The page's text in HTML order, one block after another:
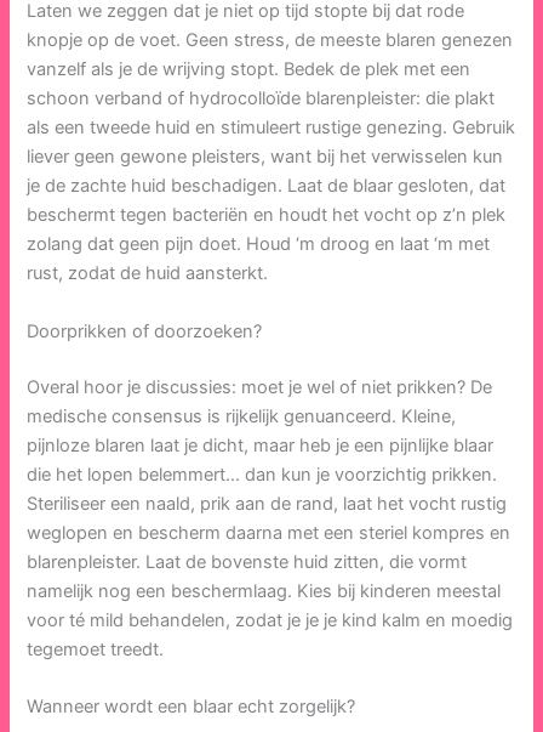
Laten we zeggen dat je niet op tijd stopte bij dat rode
knopje op de voet. Geen stress, de meeste blaren genezen
vanzelf als je de wrijving stopt. Bedek de plek met een
schoon verband of hydrocolloïde blarenpleister: die plakt
als een tweede huid en stimuleert rustige genezing. Gebruik
liever geen gewone pleisters, want bij het verwisselen kun
je de zachte huid beschadigen. Laat de blaar gesloten, dat
beschermt tegen bacteriën en houdt het vocht op z’n plek
zolang dat geen pijn doet. Houd ‘m droog en laat ‘m met
rust, zodat de huid aansterkt.
Doorprikken of doorzoeken?
Overal hoor je discussies: moet je wel of niet prikken? De
medische consensus is rijkelijk genuanceerd. Kleine,
pijnloze blaren laat je dicht, maar heb je een pijnlijke blaar
die het lopen belemmert… dan kun je voorzichtig prikken.
Steriliseer een naald, prik aan de rand, laat het vocht rustig
weglopen en bescherm daarna met een steriel kompres en
blarenpleister. Laat de bovenste huid zitten, die vormt
namelijk nog een beschermlaag. Kies bij kinderen meestal
voor té mild behandelen, zodat je je je kind kalm en moedig
tegemoet treedt.
Wanneer wordt een blaar echt zorgelijk?